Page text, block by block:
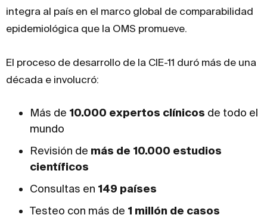
integra al país en el marco global de comparabilidad
epidemiológica que la OMS promueve.
El proceso de desarrollo de la CIE-11 duró más de una
década e involucró:
Más de 10.000 expertos clínicos de todo el
mundo
Revisión de más de 10.000 estudios
científicos
Consultas en 149 países
Testeo con más de 1 millón de casos